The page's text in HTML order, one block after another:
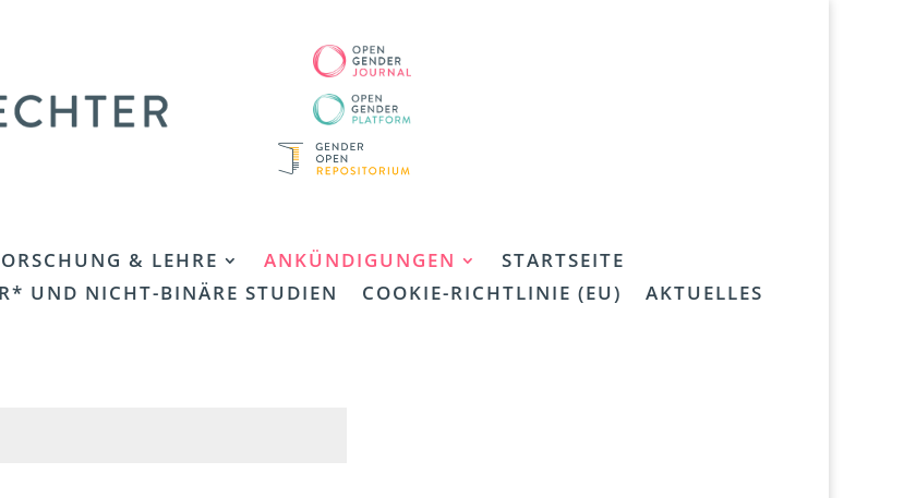
& LEHRE ANKÜNDIGUNGEN
STARTSEITE
UND NICHT-BINÄRE STUDIEN COOKIE-RICHTLINIE (EU) AKTUELLES